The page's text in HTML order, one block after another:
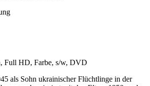
Full HD, Farbe, s/w, DVD
als Sohn ukrainischer Flüchtlinge in der